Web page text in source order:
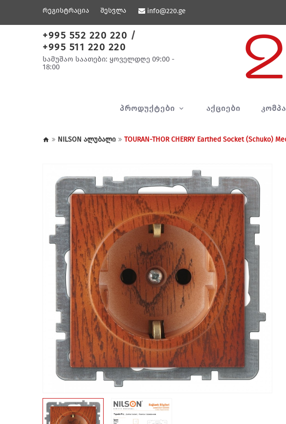
რეგისტრაცია შესვლა info@220.ge
+995 552 220 220 /
+995 511 220 220
სამუშაო საათები: ყოველდღე 09:00 -
18:00
ᲞᲠᲝᲓᲣᲥᲢᲔᲑᲘ ᲐᲥᲪᲘᲔᲑᲘ
NILSON ალუბალი TOURAN-THOR CHERRY Earthed Socket